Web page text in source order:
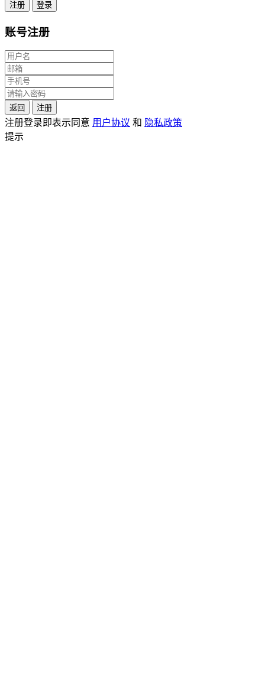
注册 登录
账号注册
返回 注册
注册登录即表示同意 用户协议 和 隐私政策
提示